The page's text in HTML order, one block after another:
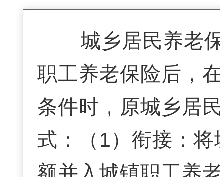
城乡居民养老保
职工养老保险后，
条件时，原城乡居
式：（1）衔接：